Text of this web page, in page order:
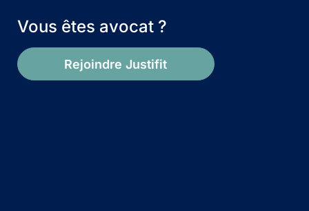
Vous êtes avocat ?
Rejoindre Justifit